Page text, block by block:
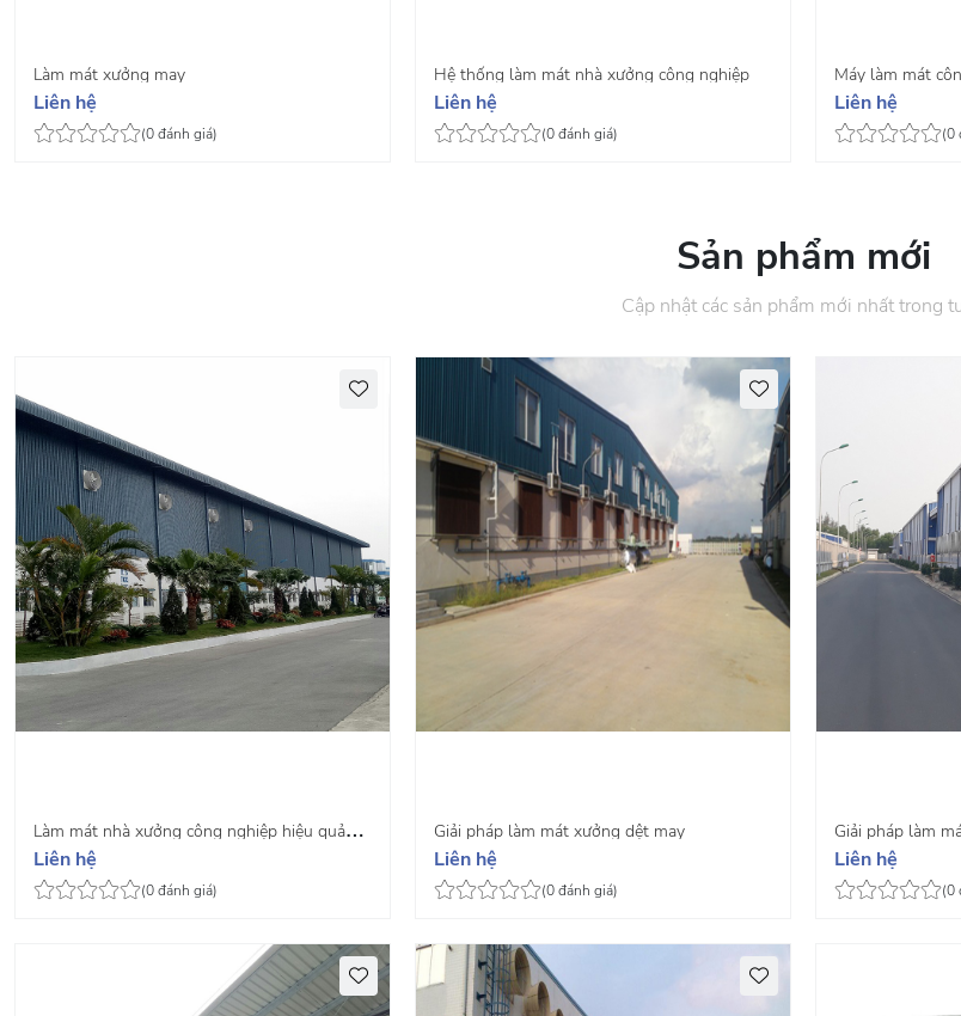
Làm mát xưởng may
Liên hệ
(0 đánh giá)
Hệ thống làm mát nhà xưởng công nghiệp
Liên hệ
(0 đánh giá)
Máy làm mát
30
Liên hệ
(0
Sản phẩm mới
Cập nhật các sản phẩm mới nhất trong
Làm mát nhà xưởng công nghiệp hiệu quả
nhât hiện nay
Liên hệ
(0 đánh giá)
Giải pháp làm mát xưởng dệt may
Liên hệ
(0 đánh giá)
Giải pháp làm
Liên hệ
(0